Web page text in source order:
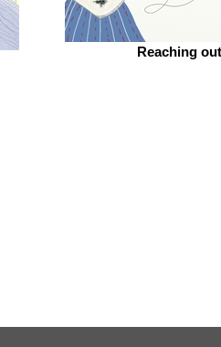
Reaching out